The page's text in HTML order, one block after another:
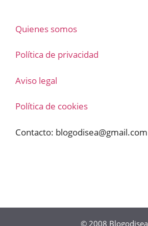
Quienes somos
Política de privacidad
Aviso legal
Política de cookies
Contacto: blogodisea@gmail.com
© 2008 Blogodisea